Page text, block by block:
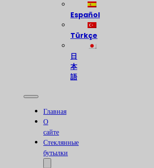
Español
Türkçe
日
本
語
Главная
О
сайте
Стеклянные
бутылки